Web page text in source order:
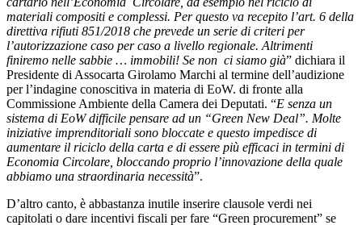
materiali compositi e complessi. Per questo va recepito l’art. 6 della
direttiva rifiuti 851/2018 che prevede un serie di criteri per
l’autorizzazione caso per caso a livello regionale. Altrimenti
finiremo nelle sabbie … immobili! Se non ci siamo già” dichiara il
Presidente di Assocarta Girolamo Marchi al termine dell’audizione
per l’indagine conoscitiva in materia di EoW. di fronte alla
Commissione Ambiente della Camera dei Deputati. “E senza un
sistema di EoW difficile pensare ad un “Green New Deal”. Molte
iniziative imprenditoriali sono bloccate e questo impedisce di
aumentare il riciclo della carta e di essere più efficaci in termini di
Economia Circolare, bloccando proprio l’innovazione della quale
abbiamo una straordinaria necessità”.
D’altro canto, è abbastanza inutile inserire clausole verdi nei
capitolati o dare incentivi fiscali per fare “Green procurement” se